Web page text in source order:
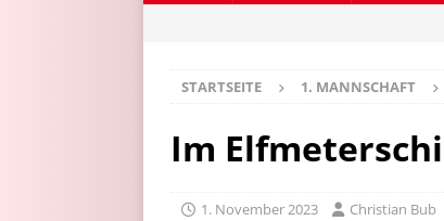
STARTSEITE 1. MANNSCHAFT
Im
1. November 2023 Christian Bub